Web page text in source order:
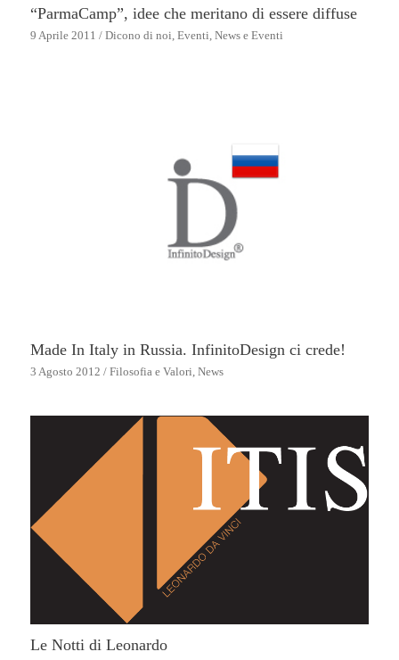
“ParmaCamp”, idee che meritano di essere diffuse
9 Aprile 2011 / Dicono di noi, Eventi, News e Eventi
Made In Italy in Russia. InfinitoDesign ci crede!
3 Agosto 2012 / Filosofia e Valori, News
Le Notti di Leonardo